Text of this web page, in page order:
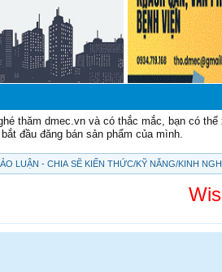
thăm dmec.vn và có thắc mắc, bạn có
đầu đăng bán sản phẩm của mình.
LUẬN - CHIA SẼ KIẾN THỨC/KỸ NĂNG/KINH